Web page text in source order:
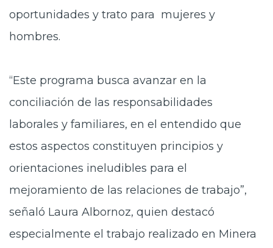
oportunidades y trato para mujeres y
hombres.
“Este programa busca avanzar en la
conciliación de las responsabilidades
laborales y familiares, en el entendido que
estos aspectos constituyen principios y
orientaciones ineludibles para el
mejoramiento de las relaciones de trabajo”,
señaló Laura Albornoz, quien destacó
especialmente el trabajo realizado en Minera